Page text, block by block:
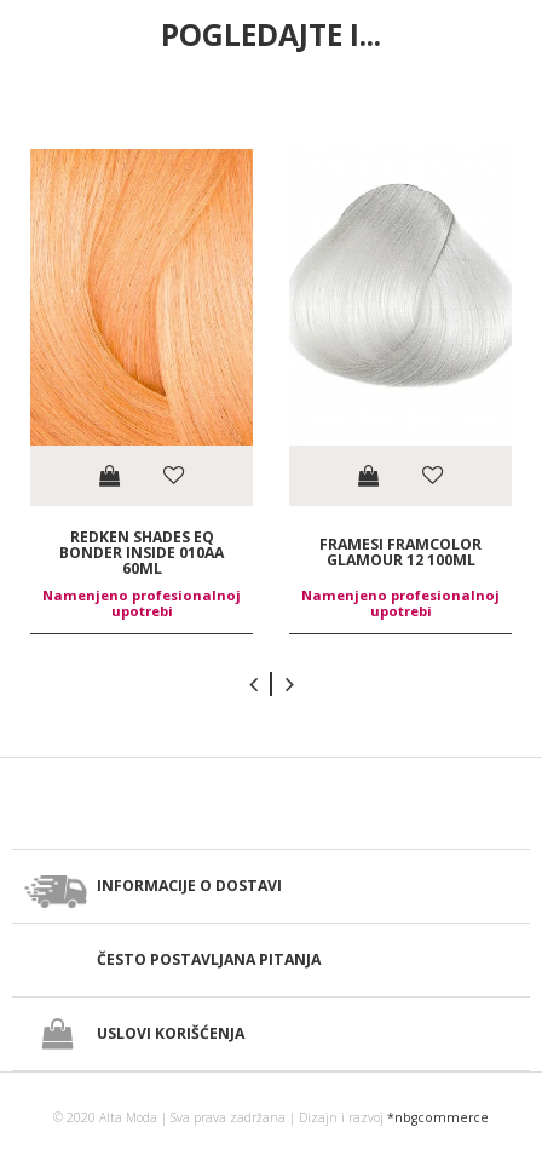
POGLEDAJTE I...
REDKEN SHADES EQ
BONDER INSIDE 010AA
60ML
Namenjeno profesionalnoj
upotrebi
FRAMESI FRAMCOLOR
GLAMOUR 12 100ML
Namenjeno profesionalnoj
upotrebi
INFORMACIJE O DOSTAVI
ČESTO POSTAVLJANA PITANJA
USLOVI KORIŠĆENJA
© 2020 Alta Moda | Sva prava zadržana | Dizajn i razvoj *nbgcommerce